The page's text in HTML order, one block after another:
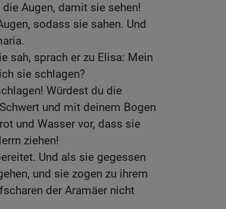
die Augen, damit sie sehen!
sodass sie sahen. Und
sah, sprach er zu Elisa: Mein
sie schlagen?
Würdest du die
und mit deinem Bogen
und Wasser vor, dass sie
ziehen!
Und als sie gegessen
und sie zogen zu ihrem
der Aramäer nicht